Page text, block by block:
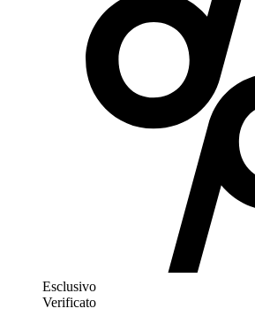
Zalando
adidas
Scarpe
Esclusivo
Verificato